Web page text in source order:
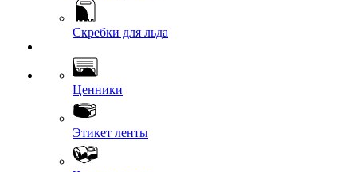
Скребки для льда
Ценники
Этикет ленты